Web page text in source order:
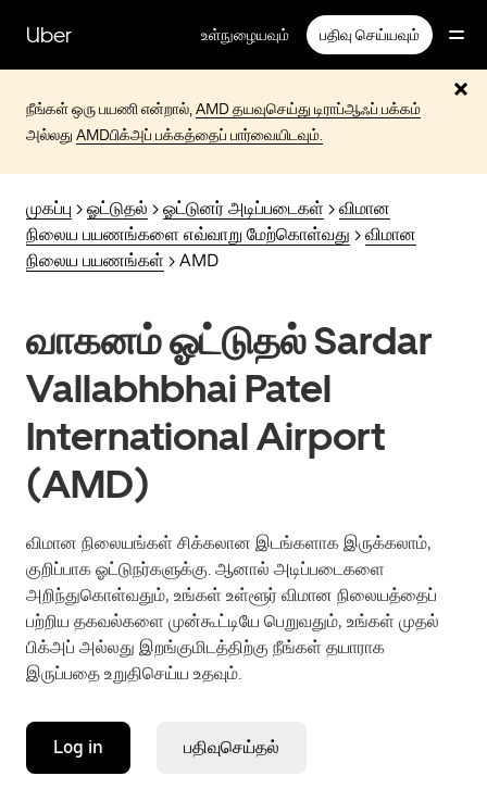
பக்கத்திற்குச்
செல்லவும்
Uber உள்நுழையவும் பதிவு செய்யவும்
நீங்கள் ஒரு பயணி என்றால், AMD தயவுசெய்து டிராப்ஆஃப் பக்கம்
அல்லது AMDபிக்அப் பக்கத்தைப் பார்வையிடவும்.
முகப்பு > ஓட்டுதல் > ஓட்டுனர் அடிப்படைகள் > விமான
நிலைய பயணங்களை எவ்வாறு மேற்கொள்வது > விமான
நிலைய பயணங்கள் > AMD
வாகனம் ஓட்டுதல் Sardar
Vallabhbhai Patel
International Airport
(AMD)
விமான நிலையங்கள் சிக்கலான இடங்களாக இருக்கலாம்,
குறிப்பாக ஓட்டுநர்களுக்கு. ஆனால் அடிப்படைகளை
அறிந்துகொள்வதும், உங்கள் உள்ளூர் விமான நிலையத்தைப்
பற்றிய தகவல்களை முன்கூட்டியே பெறுவதும், உங்கள் முதல்
பிக்அப் அல்லது இறங்குமிடத்திற்கு நீங்கள் தயாராக
இருப்பதை உறுதிசெய்ய உதவும்.
Log in பதிவுசெய்தல்